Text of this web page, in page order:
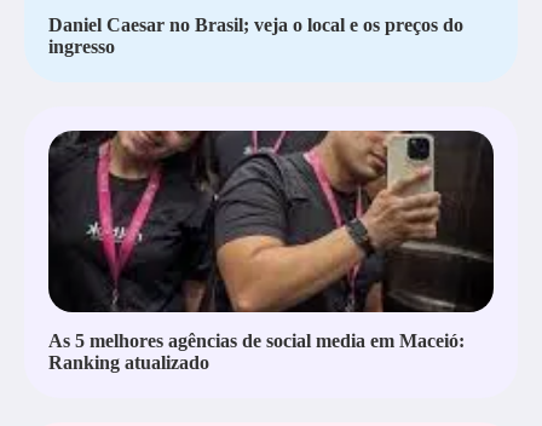
Daniel Caesar no Brasil; veja o local e os preços do
ingresso
As 5 melhores agências de social media em Maceió:
Ranking atualizado